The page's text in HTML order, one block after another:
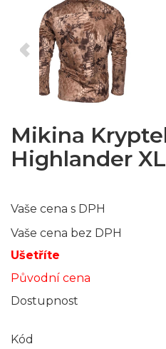
Mikina
Highlander XL
Vaše cena s DPH
Vaše cena bez DPH
Ušetříte
Původní cena
Dostupnost
Kód